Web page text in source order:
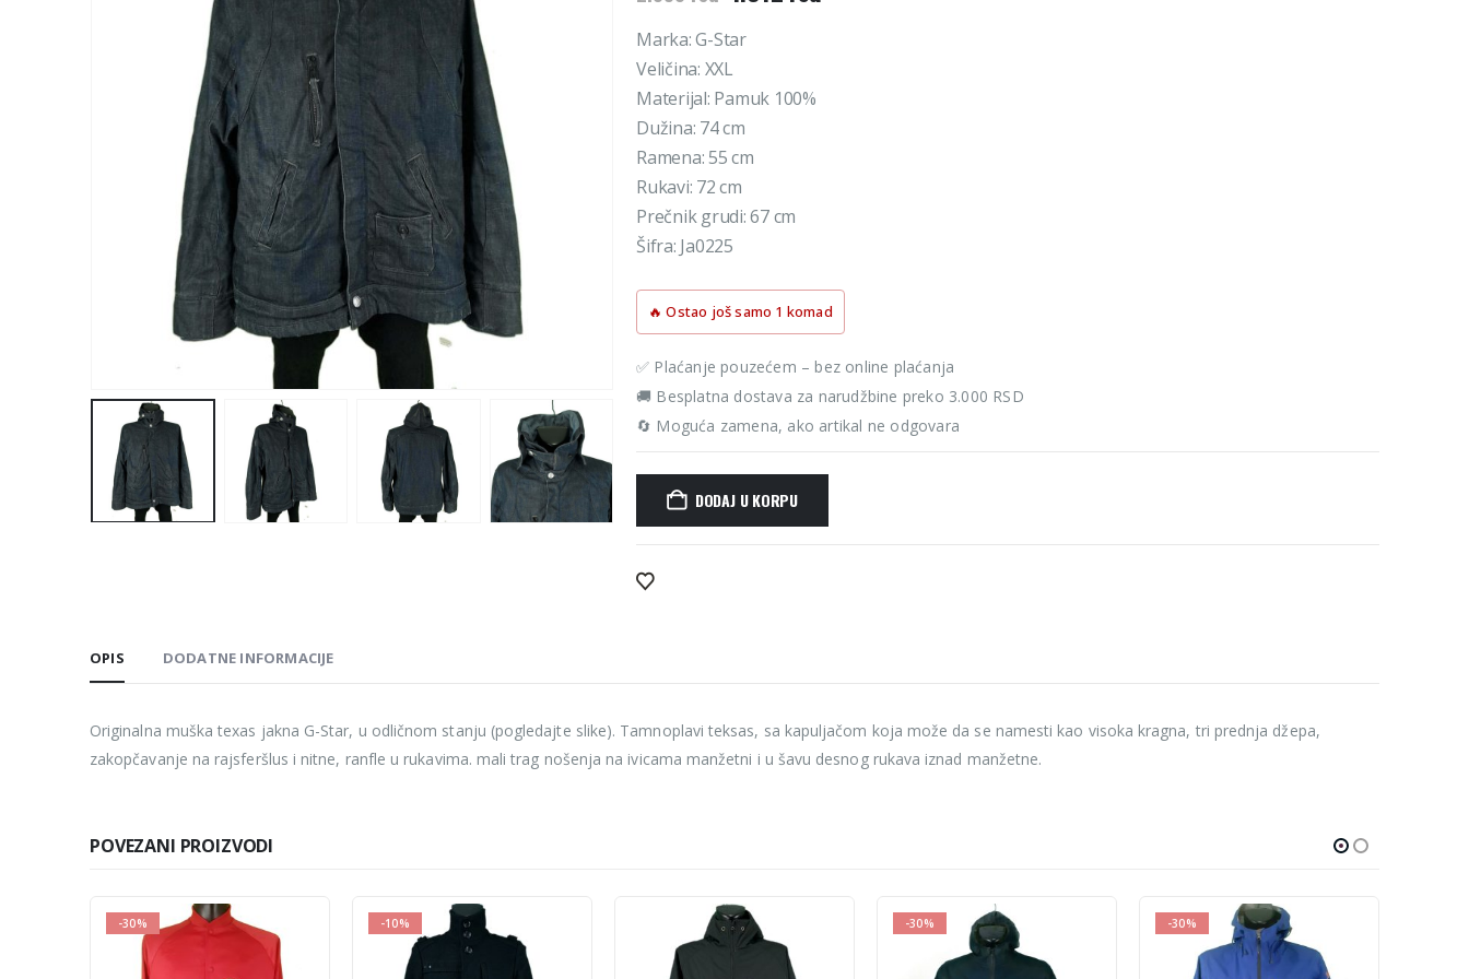
cena
je
bila:
2.390 rsd.
cena
Marka: G-Star
Veličina: XXL
Materijal: Pamuk 100%
Dužina: 74 cm
Ramena: 55 cm
Rukavi: 72 cm
Prečnik grudi: 67 cm
Šifra: Ja0225
🔥 Ostao još samo 1 komad
✅ Plaćanje pouzećem – bez online plaćanja
🚚 Besplatna dostava za narudžbine preko 3.000 RSD
🔄 Moguća zamena, ako artikal ne odgovara
DODAJ U KORPU
Alternative:
OPIS DODATNE INFORMACIJE
Originalna muška texas jakna G-Star, u odličnom stanju (pogledajte slike). Tamnoplavi teksas, sa kapuljačom koja može da se namesti kao visoka kragna, tri prednja džepa,
zakopčavanje na rajsferšlus i nitne, ranfle u rukavima. mali trag nošenja na ivicama manžetni i u šavu desnog rukava iznad manžetne.
POVEZANI PROIZVODI
-30% -10% -30% -30%